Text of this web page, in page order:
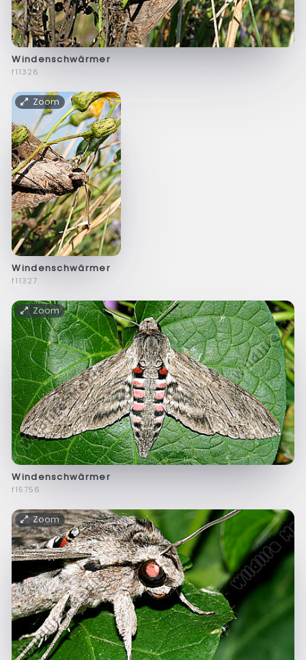
Windenschwärmer
f11326
Zoom
Windenschwärmer
f11327
Zoom
Windenschwärmer
f15756
Zoom